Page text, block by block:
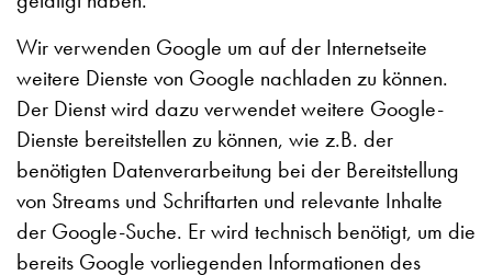
Wir verwenden Google um auf der Internetseite
weitere Dienste von Google nachladen zu können.
Der Dienst wird dazu verwendet weitere Google-
Dienste bereitstellen zu können, wie z.B. der
benötigten Datenverarbeitung bei der Bereitstellung
von Streams und Schriftarten und relevante Inhalte
der Google-Suche. Er wird technisch benötigt, um die
bereits Google vorliegenden Informationen des